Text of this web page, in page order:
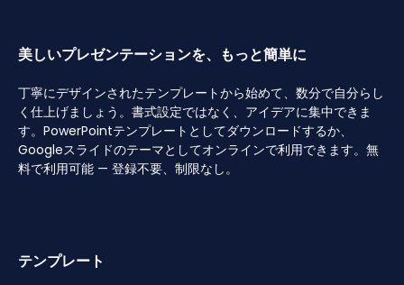
美しいプレゼンテーションを、もっと簡単に
丁寧にデザインされたテンプレートから始めて、数分で自分らし
く仕上げましょう。書式設定ではなく、アイデアに集中できま
す。PowerPointテンプレートとしてダウンロードするか、
Googleスライドのテーマとしてオンラインで利用できます。無
料で利用可能 — 登録不要、制限なし。
テンプレート